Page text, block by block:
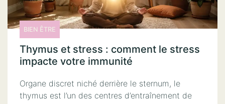
BIEN ÊTRE
Thymus et stress : comment le stress
impacte votre immunité
Organe discret niché derrière le sternum, le
thymus est l’un des centres d’entraînement de